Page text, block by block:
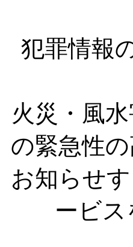
犯罪情報
火災・風
の緊急性
お知らせ
ービ